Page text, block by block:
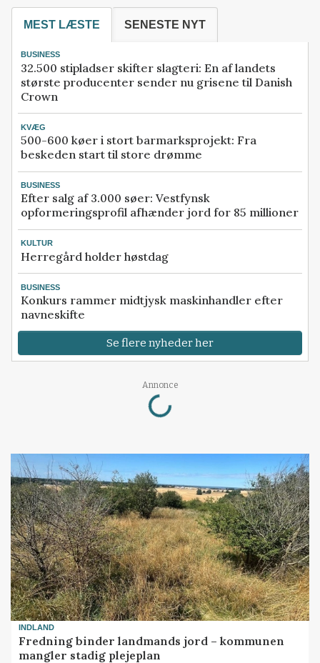
MEST LÆSTE SENESTE NYT
BUSINESS
32.500 stipladser skifter slagteri: En af landets
største producenter sender nu grisene til Danish
Crown
KVÆG
500-600 køer i stort barmarksprojekt: Fra
beskeden start til store drømme
BUSINESS
Efter salg af 3.000 søer: Vestfynsk
opformeringsprofil afhænder jord for 85 millioner
KULTUR
Herregård holder høstdag
BUSINESS
Konkurs rammer midtjysk maskinhandler efter
navneskifte
Se flere nyheder her
Annonce
Loading...
INDLAND
Fredning binder landmands jord – kommunen
mangler stadig plejeplan